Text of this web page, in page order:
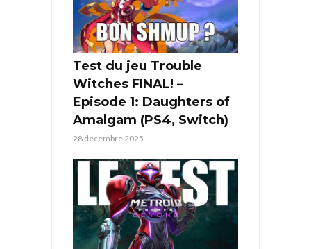
Test du jeu Trouble
Witches FINAL! –
Episode 1: Daughters of
Amalgam (PS4, Switch)
28 décembre 2025